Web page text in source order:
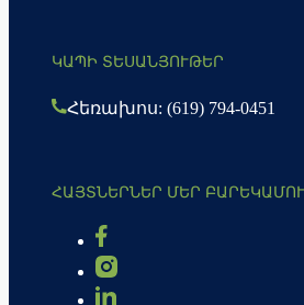
ԿԱՊԻ ՏԵՍԱՆՅՈՒԹԵՐ
Հեռախոս: (619) 794-0451
ՀԱՅՏՆԵՐՆԵՐ ՄԵՐ